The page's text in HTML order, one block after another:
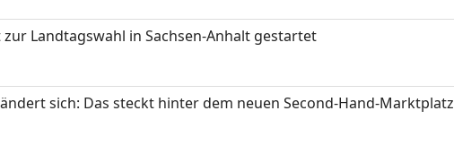
zur Landtagswahl in Sachsen-Anhalt gestartet
ändert sich: Das steckt hinter dem neuen Second-Hand-Marktplatz